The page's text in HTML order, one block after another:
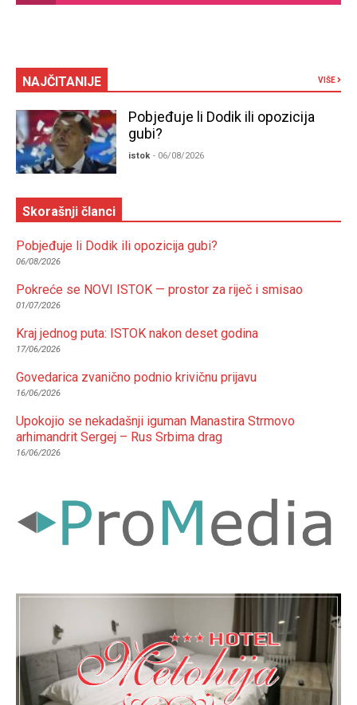
NAJČITANIJE VIŠE
Pobjeđuje li Dodik ili opozicija
gubi?
istok - 06/08/2026
Skorašnji članci
Pobjeđuje li Dodik ili opozicija gubi?
06/08/2026
Pokreće se NOVI ISTOK — prostor za riječ i smisao
01/07/2026
Kraj jednog puta: ISTOK nakon deset godina
17/06/2026
Govedarica zvanično podnio krivičnu prijavu
16/06/2026
Upokojio se nekadašnji iguman Manastira Strmovo
arhimandrit Sergej – Rus Srbima drag
16/06/2026